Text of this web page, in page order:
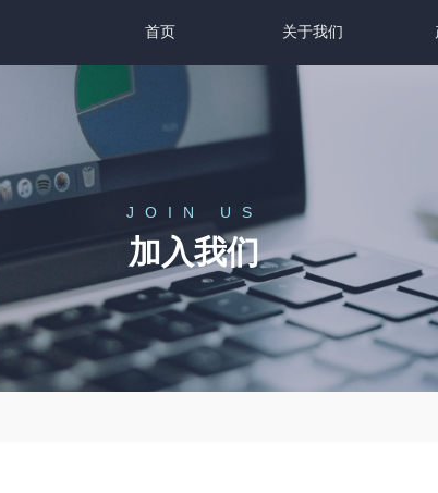
首页 关于我们
加入我们
JOIN US